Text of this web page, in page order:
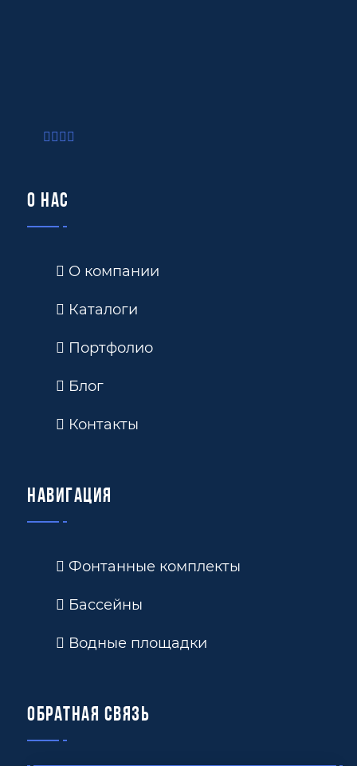
О нас
О компании
Каталоги
Портфолио
Блог
Контакты
Навигация
Фонтанные комплекты
Бассейны
Водные площадки
Обратная связь